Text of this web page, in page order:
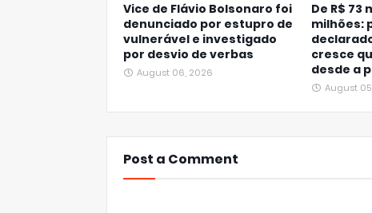
Vice de Flávio Bolsonaro foi
denunciado por estupro de
vulnerável e investigado
por desvio de verbas
August 06, 2026
De R$ 73
milhões:
cresce
desde a
August
Post a Comment